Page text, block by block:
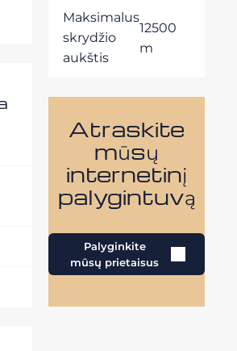
Maksimalus
skrydžio
aukštis
12500
m
Atraskite
mūsų
internetinį
palygintuvą
Palyginkite
mūsų prietaisus